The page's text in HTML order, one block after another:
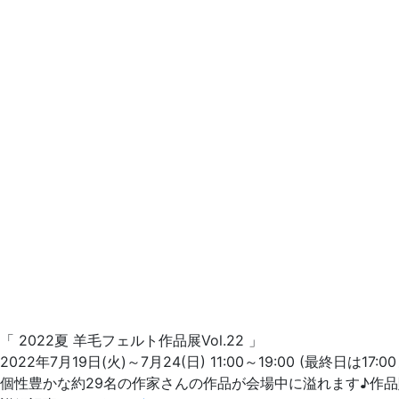
「 2022夏 羊毛フェルト作品展Vol.22 」
2022年7月19日(火)～7月24(日) 11:00～19:00 (最終日は17:00
個性豊かな約29名の作家さんの作品が会場中に溢れます♪作品